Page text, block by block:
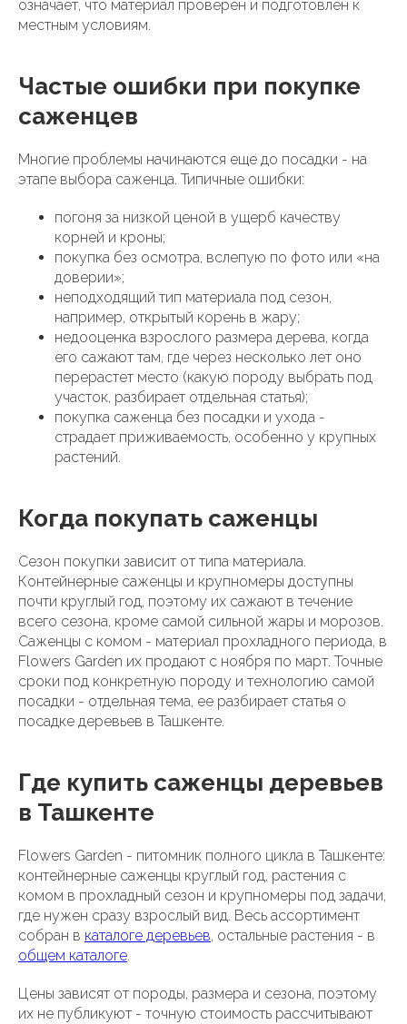
означает, что материал проверен и подготовлен к
местным условиям.
Частые ошибки при покупке
саженцев
Многие проблемы начинаются еще до посадки - на
этапе выбора саженца. Типичные ошибки:
погоня за низкой ценой в ущерб качеству
корней и кроны;
покупка без осмотра, вслепую по фото или «на
доверии»;
неподходящий тип материала под сезон,
например, открытый корень в жару;
недооценка взрослого размера дерева, когда
его сажают там, где через несколько лет оно
перерастет место (какую породу выбрать под
участок, разбирает отдельная статья);
покупка саженца без посадки и ухода -
страдает приживаемость, особенно у крупных
растений.
Когда покупать саженцы
Сезон покупки зависит от типа материала.
Контейнерные саженцы и крупномеры доступны
почти круглый год, поэтому их сажают в течение
всего сезона, кроме самой сильной жары и морозов.
Саженцы с комом - материал прохладного периода, в
Flowers Garden их продают с ноября по март. Точные
сроки под конкретную породу и технологию самой
посадки - отдельная тема, ее разбирает статья о
посадке деревьев в Ташкенте.
Где купить саженцы деревьев
в Ташкенте
Flowers Garden - питомник полного цикла в Ташкенте:
контейнерные саженцы круглый год, растения с
комом в прохладный сезон и крупномеры под задачи,
где нужен сразу взрослый вид. Весь ассортимент
собран в каталоге деревьев, остальные растения - в
общем каталоге.
Цены зависят от породы, размера и сезона, поэтому
их не публикуют - точную стоимость рассчитывают